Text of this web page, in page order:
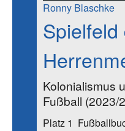
Ronny Blaschke
Spielfeld
Kolonialismus
Fußball (2023/
Platz 1